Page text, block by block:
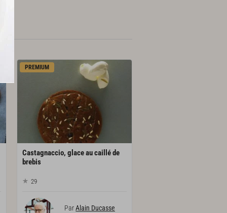
PREMIUM
Castagnaccio, glace au caillé de
brebis
29
ParAlain Ducasse